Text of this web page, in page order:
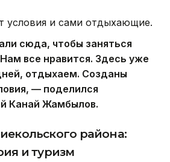
условия и сами отдыхающие.
сюда, чтобы заняться
все нравится. Здесь уже
отдыхаем. Созданы
— поделился
Канай Жамбылов.
района:
и туризм